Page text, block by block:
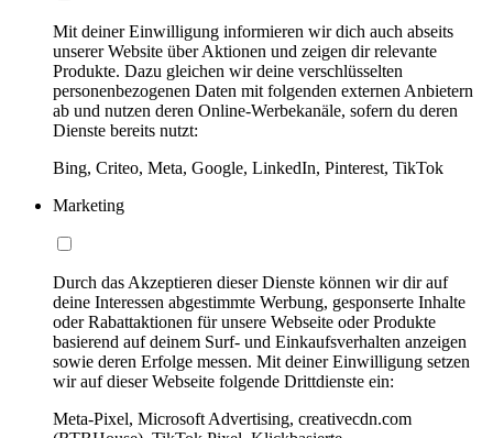
Mit deiner Einwilligung informieren wir dich auch abseits
unserer Website über Aktionen und zeigen dir relevante
Produkte. Dazu gleichen wir deine verschlüsselten
personenbezogenen Daten mit folgenden externen Anbietern
ab und nutzen deren Online-Werbekanäle, sofern du deren
Dienste bereits nutzt:
Bing, Criteo, Meta, Google, LinkedIn, Pinterest, TikTok
Marketing
Durch das Akzeptieren dieser Dienste können wir dir auf
deine Interessen abgestimmte Werbung, gesponserte Inhalte
oder Rabattaktionen für unsere Webseite oder Produkte
basierend auf deinem Surf- und Einkaufsverhalten anzeigen
sowie deren Erfolge messen. Mit deiner Einwilligung setzen
wir auf dieser Webseite folgende Drittdienste ein:
Meta-Pixel, Microsoft Advertising, creativecdn.com